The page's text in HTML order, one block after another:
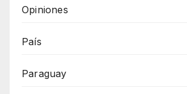
Opiniones
País
Paraguay